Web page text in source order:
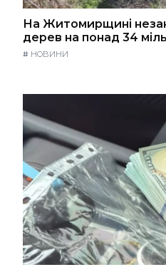
На Житомирщині
дерев на понад 34
# НОВИНИ